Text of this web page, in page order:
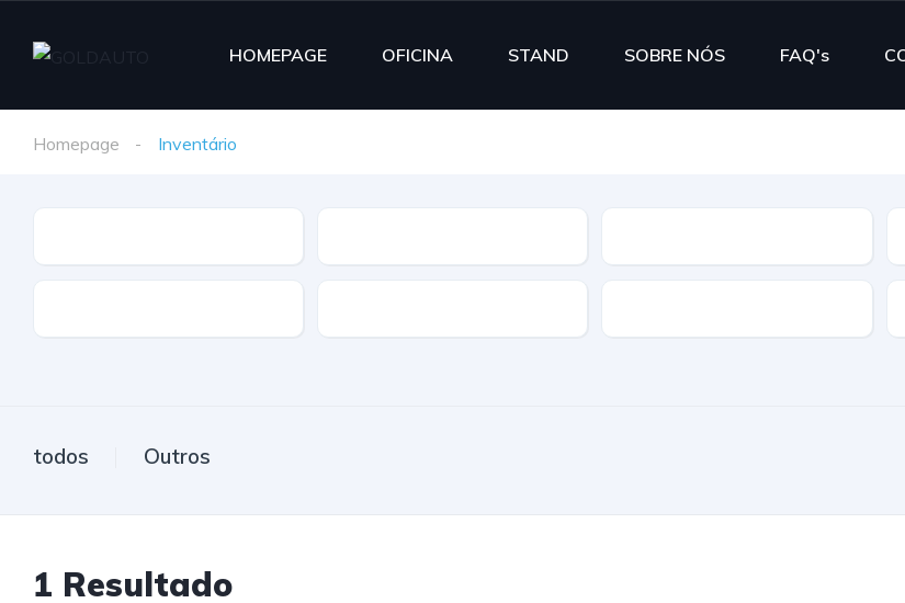
HOMEPAGE OFICINA STAND SOBRE NÓS FAQ's
Homepage Inventário
todos Outros
1 Resultado